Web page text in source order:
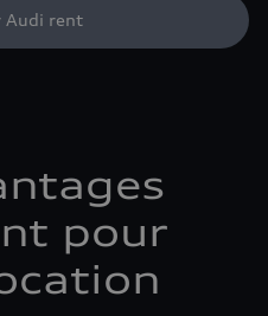
Audi rent
pour